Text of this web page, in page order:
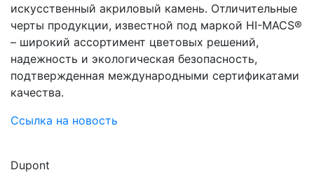
искусственный акриловый камень. Отличительные
черты продукции, известной под маркой HI-MACS®
– широкий ассортимент цветовых решений,
надежность и экологическая безопасность,
подтвержденная международными сертификатами
качества.
Ссылка на новость
Dupont